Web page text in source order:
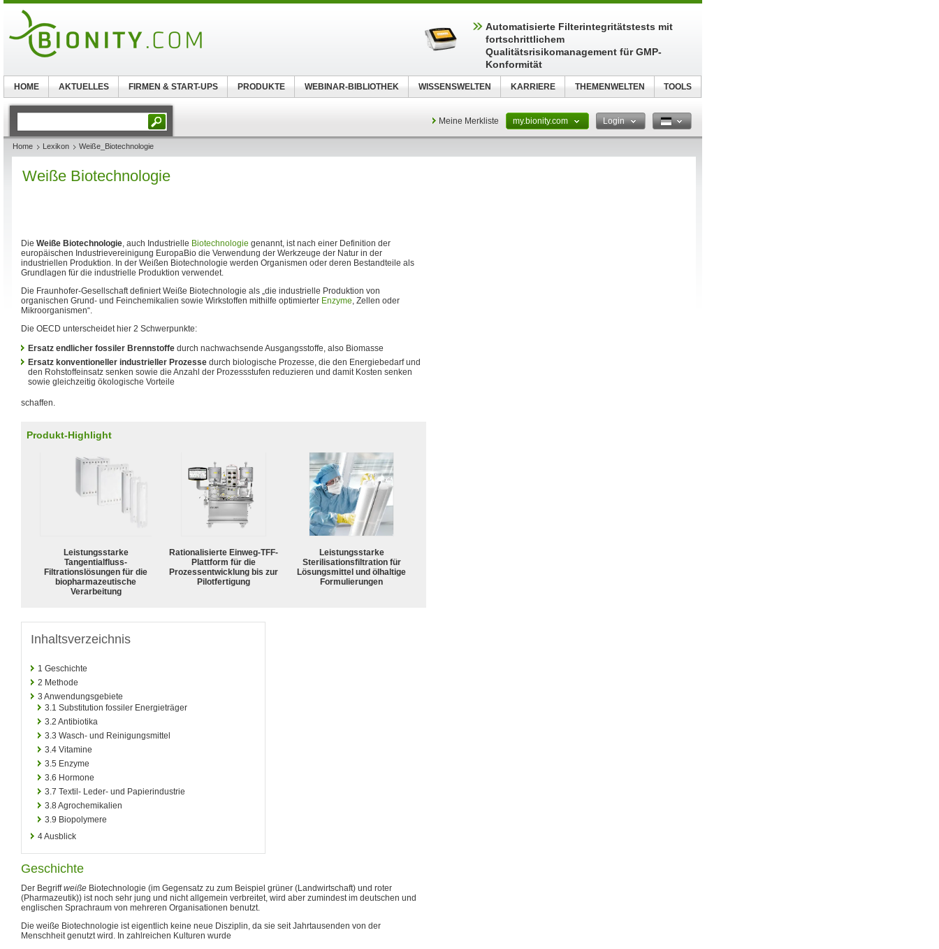
Meine Merkliste my.bionity.com Login
Home Lexikon Weiße_Biotechnologie
Weiße Biotechnologie
Die Weiße Biotechnologie, auch Industrielle Biotechnologie genannt, ist nach einer Definition der
europäischen Industrievereinigung EuropaBio die Verwendung der Werkzeuge der Natur in der
industriellen Produktion. In der Weißen Biotechnologie werden Organismen oder deren Bestandteile als
Grundlagen für die industrielle Produktion verwendet.
Die Fraunhofer-Gesellschaft definiert Weiße Biotechnologie als „die industrielle Produktion von
organischen Grund- und Feinchemikalien sowie Wirkstoffen mithilfe optimierter Enzyme, Zellen oder
Mikroorganismen“.
Die OECD unterscheidet hier 2 Schwerpunkte:
Ersatz endlicher fossiler Brennstoffe durch nachwachsende Ausgangsstoffe, also Biomasse
Ersatz konventioneller industrieller Prozesse durch biologische Prozesse, die den Energiebedarf und
den Rohstoffeinsatz senken sowie die Anzahl der Prozessstufen reduzieren und damit Kosten senken
sowie gleichzeitig ökologische Vorteile
schaffen.
Produkt-Highlight
Leistungsstarke
Tangentialfluss-
Filtrationslösungen für die
biopharmazeutische
Verarbeitung
Rationalisierte Einweg-TFF-
Plattform für die
Prozessentwicklung bis zur
Pilotfertigung
Leistungsstarke
Sterilisationsfiltration für
Lösungsmittel und ölhaltige
Formulierungen
Inhaltsverzeichnis
1 Geschichte
2 Methode
3 Anwendungsgebiete
3.1 Substitution fossiler Energieträger
3.2 Antibiotika
3.3 Wasch- und Reinigungsmittel
3.4 Vitamine
3.5 Enzyme
3.6 Hormone
3.7 Textil- Leder- und Papierindustrie
3.8Agrochemikalien
3.9 Biopolymere
4Ausblick
Geschichte
Der Begriffweiße Biotechnologie (im Gegensatz zu zum Beispiel grüner (Landwirtschaft) und roter
(Pharmazeutik)) ist noch sehr jung und nicht allgemein verbreitet, wird aber zumindest im deutschen und
englischen Sprachraum von mehreren Organisationen benutzt.
Die weiße Biotechnologie ist eigentlich keine neue Disziplin, da sie seit Jahrtausenden von der
Menschheit genutzt wird. In zahlreichen Kulturen wurde
Automatisierte Filterintegritätstests mit
fortschrittlichem
Qualitätsrisikomanagement für GMP-
Konformität
HOME AKTUELLES FIRMEN & START-UPS PRODUKTE WEBINAR-BIBLIOTHEK WISSENSWELTEN KARRIERE THEMENWELTEN TOOLS